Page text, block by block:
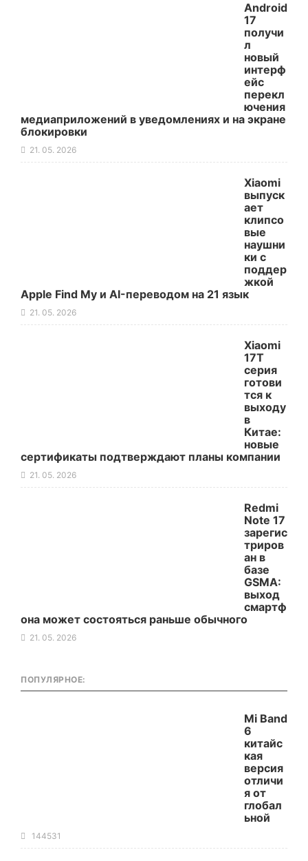
Android
17
получи
л
новый
интерф
ейс
перекл
ючения
медиаприложений в уведомлениях и на экране
блокировки
21. 05. 2026
Xiaomi
выпуск
ает
клипсо
вые
наушни
ки с
поддер
жкой
Apple Find My и AI-переводом на 21 язык
21. 05. 2026
Xiaomi
17T
серия
готови
тся к
выходу
в
Китае:
новые
сертификаты подтверждают планы компании
21. 05. 2026
Redmi
Note 17
зарегис
триров
ан в
базе
GSMA:
выход
смартф
она может состояться раньше обычного
21. 05. 2026
ПОПУЛЯРНОЕ:
Mi Band
6
китайс
кая
версия
отличи
я от
глобал
ьной
144531